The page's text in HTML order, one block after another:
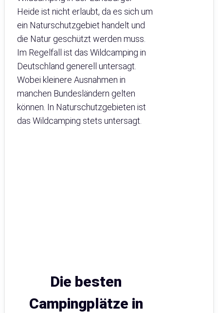
Heide ist nicht erlaubt, da es sich um
ein Naturschutzgebiet handelt und
die Natur geschützt werden muss.
Im Regelfall ist das Wildcamping in
Deutschland generell untersagt.
Wobei kleinere Ausnahmen in
manchen Bundesländern gelten
können. In Naturschutzgebieten ist
das Wildcamping stets untersagt.
Die besten
Campingplätze in